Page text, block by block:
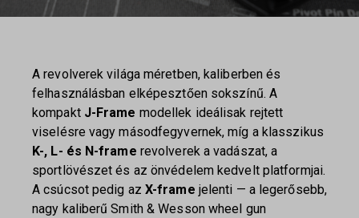
A revolverek világa méretben, kaliberben és
felhasználásban elképesztően sokszínű. A
kompakt J-Frame modellek ideálisak rejtett
viselésre vagy másodfegyvernek, míg a klasszikus
K-, L- és N-frame revolverek a vadászat, a
sportlövészet és az önvédelem kedvelt platformjai.
A csúcsot pedig az X-frame jelenti — a legerősebb,
nagy kaliberű Smith & Wesson wheel gun